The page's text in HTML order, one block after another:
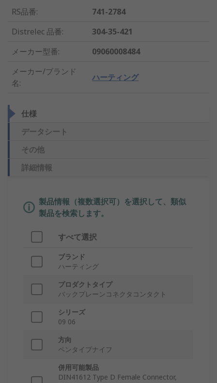
RS品番:
741-2784
Distrelec 品番:
304-35-421
メーカー型番:
09060008484
メーカー/ブランド
名:
ハーティング
仕様
データシート
その他
詳細情報
製品情報（複数選択可）を選択して、類似
製品を検索します。
すべて選択
ブランド
ハーティング
プロダクトタイプ
バックプレーンコネクタコンタクト
シリーズ
09 06
方向
ペンタイプナイフ
併用可能製品
DIN41612 Type D Female Connector,